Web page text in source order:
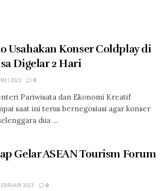
Usahakan Konser Coldplay di
Digelar 2 Hari
2023 0
Pariwisata dan Ekonomi Kreatif
saat ini terus bernegosiasi agar konser
dua ...
Gelar ASEAN Tourism Forum
2023 0